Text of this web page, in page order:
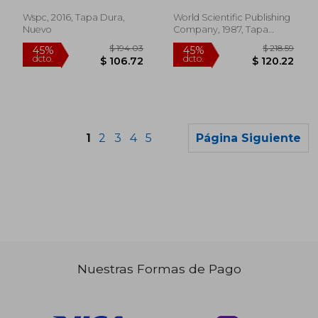
Inglés)
Wspc, 2016, Tapa Dura,
Nuevo
World Scientific Publishing
Company, 1987, Tapa
Dura, Nuevo
1 2 3 4 5 Página Siguiente
Nuestras Formas de Pago